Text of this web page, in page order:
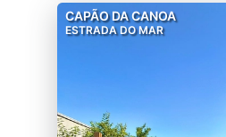
CAPÃO DA CANOA
ESTRADA DO MAR